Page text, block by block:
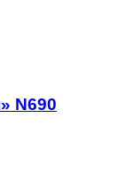
N690